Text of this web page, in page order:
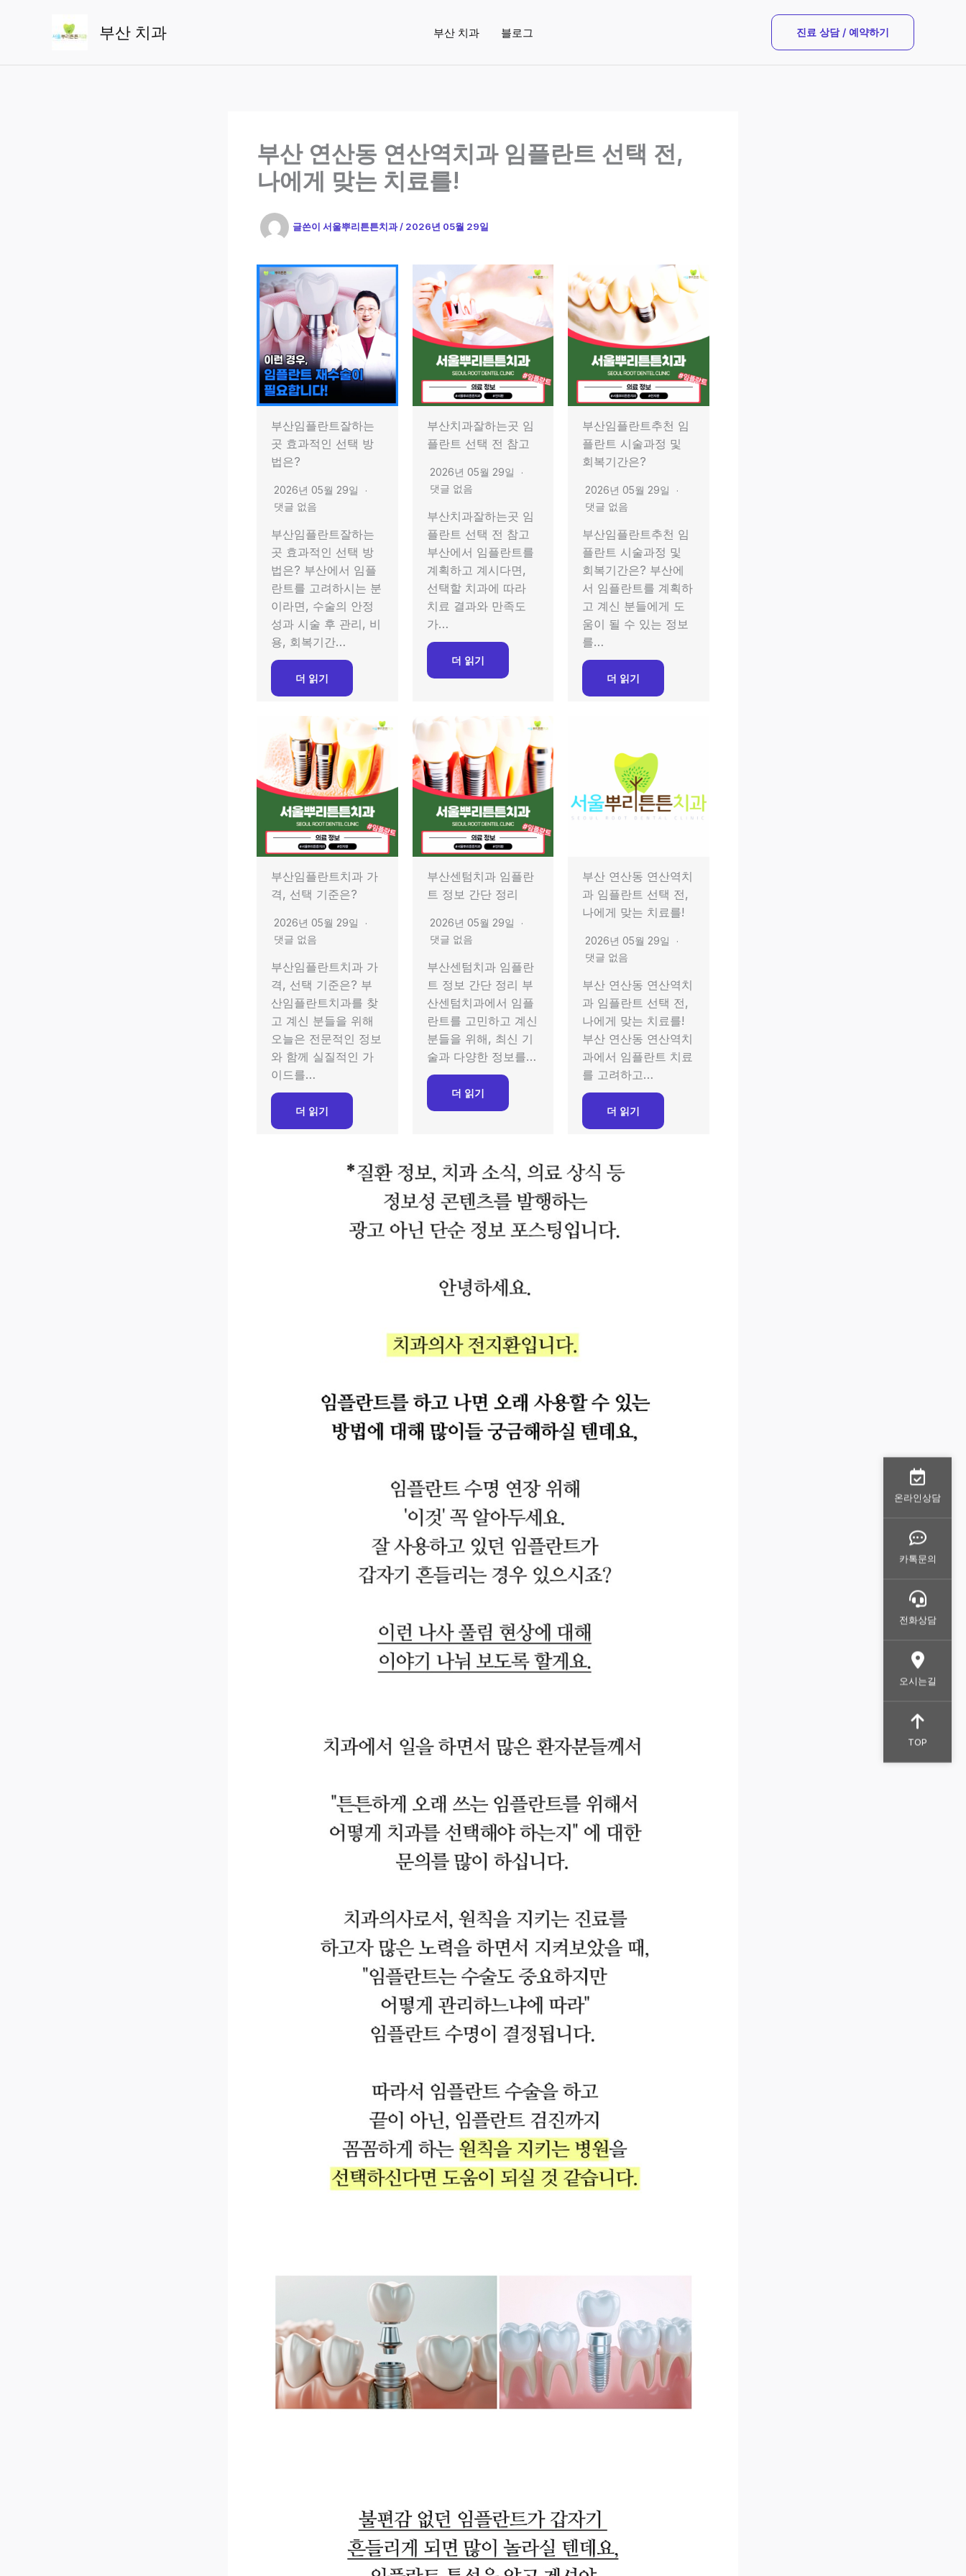
온라인상담
카톡문의
전화상담
오시는길
TOP
로
부산 치과 부산 치과 블로그 진료 상담 / 예약하기
부산 연산동 연산역치과 임플란트 선택 전,
나에게 맞는 치료를!
글쓴이 서울뿌리튼튼치과/ 2026년 05월 29일
부산임플란트잘하는
곳 효과적인 선택 방
법은?
2026년 05월 29일
댓글 없음
부산임플란트잘하는
곳 효과적인 선택 방
법은? 부산에서 임플
란트를 고려하시는 분
이라면, 수술의 안정
성과 시술 후 관리, 비
용, 회복기간…
더 읽기
부산치과잘하는곳 임
플란트 선택 전 참고
2026년 05월 29일
댓글 없음
부산치과잘하는곳 임
플란트 선택 전 참고
부산에서 임플란트를
계획하고 계시다면,
선택할 치과에 따라
치료 결과와 만족도
가…
더 읽기
부산임플란트추천 임
플란트 시술과정 및
회복기간은?
2026년 05월 29일
댓글 없음
부산임플란트추천 임
플란트 시술과정 및
회복기간은? 부산에
서 임플란트를 계획하
고 계신 분들에게 도
움이 될 수 있는 정보
를…
더 읽기
부산임플란트치과 가
격, 선택 기준은?
2026년 05월 29일
댓글 없음
부산임플란트치과 가
격, 선택 기준은? 부
산임플란트치과를 찾
고 계신 분들을 위해
오늘은 전문적인 정보
와 함께 실질적인 가
이드를…
더 읽기
부산센텀치과 임플란
트 정보 간단 정리
2026년 05월 29일
댓글 없음
부산센텀치과 임플란
트 정보 간단 정리 부
산센텀치과에서 임플
란트를 고민하고 계신
분들을 위해, 최신 기
술과 다양한 정보를…
더 읽기
부산 연산동 연산역치
과 임플란트 선택 전,
나에게 맞는 치료를!
2026년 05월 29일
댓글 없음
부산 연산동 연산역치
과 임플란트 선택 전,
나에게 맞는 치료를!
부산 연산동 연산역치
과에서 임플란트 치료
를 고려하고…
더 읽기